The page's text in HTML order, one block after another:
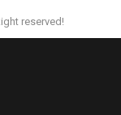
reserved!